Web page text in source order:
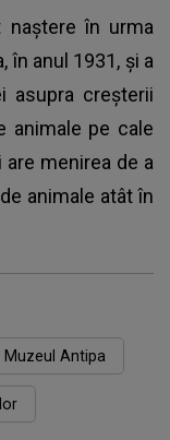
naştere în urma
în anul 1931, şi a
asupra creşterii
animale pe cale
menirea de a
animale atât în
Muzeul Antipa